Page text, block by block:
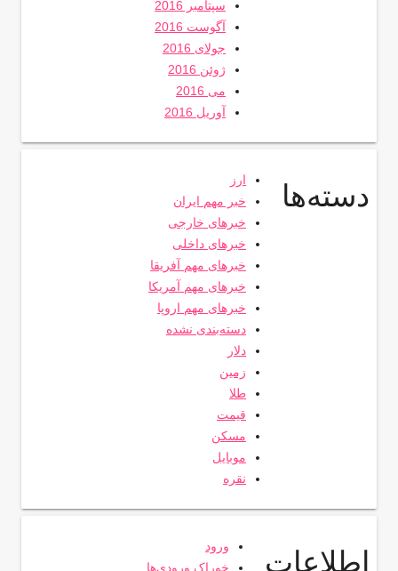
سپتامبر 2016
آگوست 2016
جولای 2016
ژوئن 2016
می 2016
آوریل 2016
دسته‌ها
ارز
خبر مهم ایران
خبرهای خارجی
خبرهای داخلی
خبرهای مهم آفریقا
خبرهای مهم آمریکا
خبرهای مهم اروپا
دسته‌بندی نشده
دلار
زمین
طلا
قیمت
مسکن
موبایل
نقره
اطلاعات
ورود
خوراک ورودی‌ها